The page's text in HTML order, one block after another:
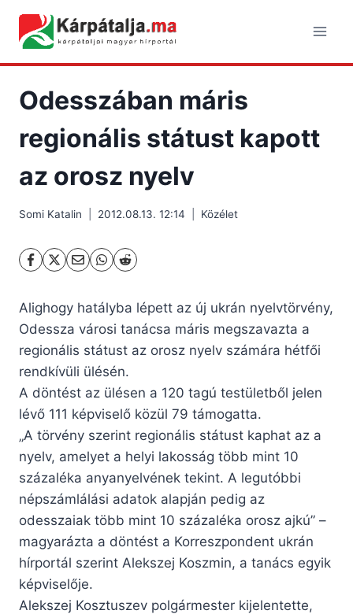
content
Odesszában máris
regionális státust kapott
az orosz nyelv
Somi Katalin 2012.08.13. 12:14 Közélet
Alighogy hatályba lépett az új ukrán nyelvtörvény,
Odessza városi tanácsa máris megszavazta a
regionális státust az orosz nyelv számára hétfői
rendkívüli ülésén.
A döntést az ülésen a 120 tagú testületből jelen
lévő 111 képviselő közül 79 támogatta.
„A törvény szerint regionális státust kaphat az a
nyelv, amelyet a helyi lakosság több mint 10
százaléka anyanyelvének tekint. A legutóbbi
népszámlálási adatok alapján pedig az
odesszaiak több mint 10 százaléka orosz ajkú” –
magyarázta a döntést a Korreszpondent ukrán
hírportál szerint Alekszej Koszmin, a tanács egyik
képviselője.
Alekszej Kosztuszev polgármester kijelentette,